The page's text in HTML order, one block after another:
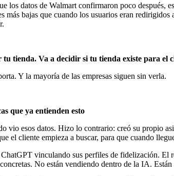
los datos de Walmart confirmaron poco después,
más bajas que cuando los usuarios eran
tienda. Va a decidir si tu tienda existe para el
Y la mayoría de las empresas siguen sin verla.
que ya entienden esto
vio esos datos. Hizo lo contrario: creó su propio
el cliente empieza a buscar, para que cuando
vinculando sus perfiles de fidelización. El
No están vendiendo dentro de la IA.